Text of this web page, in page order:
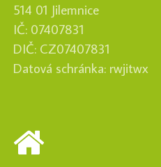
514 01 Jilemnice
IČ: 07407831
DIČ: CZ07407831
Datová schránka: rwjitwx